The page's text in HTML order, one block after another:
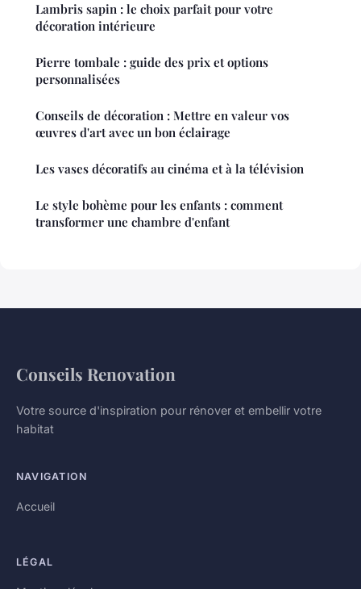
Lambris sapin : le choix parfait pour votre
décoration intérieure
Pierre tombale : guide des prix et options
personnalisées
Conseils de décoration : Mettre en valeur vos
œuvres d'art avec un bon éclairage
Les vases décoratifs au cinéma et à la télévision
Le style bohème pour les enfants : comment
transformer une chambre d'enfant
Conseils Renovation
Votre source d'inspiration pour rénover et embellir votre
habitat
NAVIGATION
Accueil
LÉGAL